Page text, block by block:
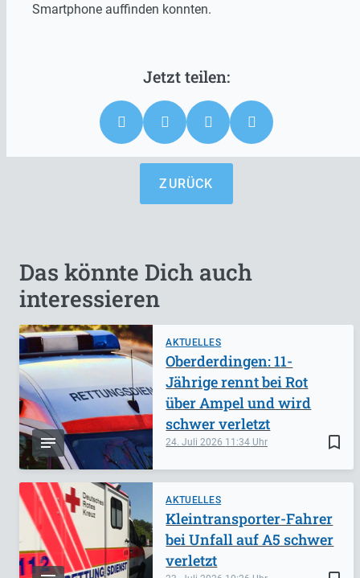
Smartphone auffinden konnten.
ZURÜCK
Das könnte Dich auch
interessieren
AKTUELLES
bookmark_border
24. Juli 2026 11:34
Oberderdingen: 11-
Jährige rennt bei Rot
über Ampel und wird
schwer verletzt
AKTUELLES
Kleintransporter-Fahrer
bei Unfall auf A5 schwer
verletzt